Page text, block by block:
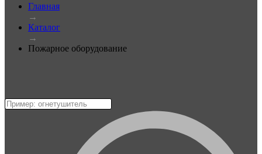
Главная
→
Каталог
→
Пожарное оборудование